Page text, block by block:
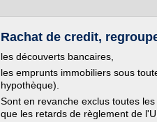
Rachat de credit,
les découverts bancaires,
les emprunts immobiliers sous
hypothèque).
Sont en revanche exclus toutes
que les retards de règlement de